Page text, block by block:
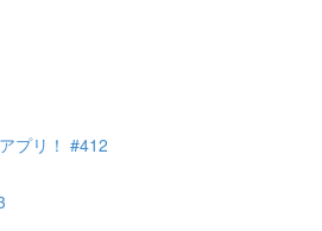
プリ！ #412